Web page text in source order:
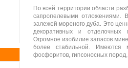
По всей территории области
сапропелевыми отложениями.
залежей мореного дуба. Это
декоративных и отделочных
Огромное изобилие запасов
более стабильной. Имеются
фосфоритов, гипсоносных пород,